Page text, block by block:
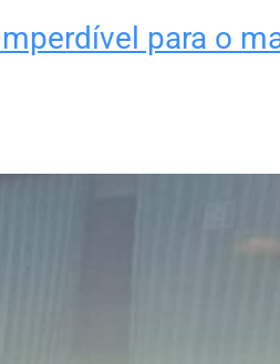
para o